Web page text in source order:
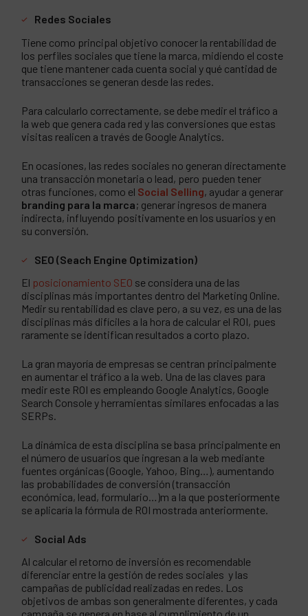
Redes Sociales
Tiene como principal objetivo conocer la rentabilidad de
los perfiles sociales que tiene la marca, midiendo el coste
que tiene mantener cada cuenta social y qué cantidad de
transacciones se generan desde las redes.
Para calcularlo correctamente, se debe medir el tráfico a
la web que genera cada red y las conversiones que estas
visitas realicen a través de Google Analytics.
En ocasiones, las redes sociales no generan directamente
una transacción monetaria o lead, pero pueden tener
otras funciones, como el Social Selling, ayudar a generar
branding para la marca; generar ingresos de manera
indirecta, influyendo positivamente en los usuarios y en
su conversión.
SEO (Seach Engine Optimization)
El posicionamiento SEO se considera una de las
disciplinas más importantes dentro del Marketing Online.
Medir su rentabilidad es clave pero, a su vez, es una de las
disciplinas más difíciles a la hora de calcular el ROI, pues
raramente se identifican resultados a corto plazo.
La gran mayoría de empresas se centran principalmente
en aumentar el tráfico a la web. Una de las claves para
medir este ROI es empleando Google Analytics, Google
Search Console y herramientas similares enfocadas a las
SERPs.
La dinámica de esta disciplina se basa principalmente en
el número de usuarios que ingresan a la web mediante
fuentes orgánicas (Google, Yahoo, Bing…), aumentando
las probabilidades de conversión (transacción
económica, lead, formulario…)m a la que posteriormente
se aplicaría la fórmula de ROI mostrada anteriormente.
Social Ads
Al calcular el retorno de inversión es recomendable
diferenciar entre la gestión de redes sociales y las
campañas de publicidad realizadas en redes. Los
objetivos de ambas son generalmente diferentes, y cada